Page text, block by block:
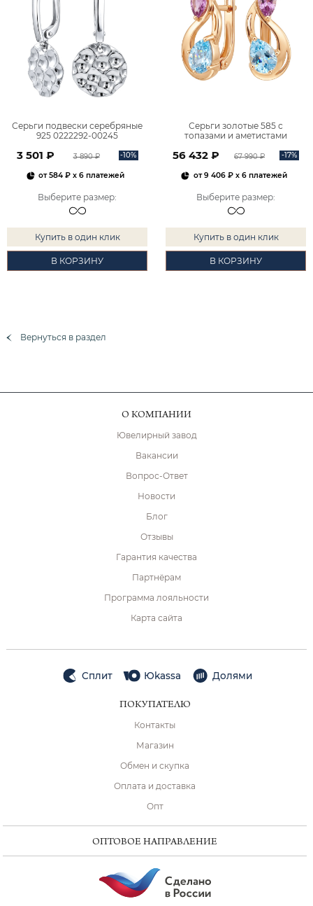
Серьги подвески серебряные
925 0222292-00245
3 501 ₽ 3 890 ₽ -10%
от584 ₽ x 6 платежей
Выберите размер:
Купить в один клик
В КОРЗИНУ
Серьги золотые 585 с
топазами и аметистами
56 432 ₽ 67 990 ₽ -17%
от9 406 ₽x 6 платежей
Выберите размер:
Купить в один клик
В КОРЗИНУ
Вернуться в раздел
О КОМПАНИИ
Ювелирный завод
Вакансии
Вопрос-Ответ
Новости
Блог
Отзывы
Гарантия качества
Партнёрам
Программа лояльности
Карта сайта
Сплит Юkassa Долями
ПОКУПАТЕЛЮ
Контакты
Магазин
Обмен и скупка
Оплата и доставка
Опт
ОПТОВОЕ НАПРАВЛЕНИЕ